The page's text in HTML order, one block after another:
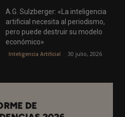
A.G. Sulzberger: «La inteligencia
artificial necesita al periodismo,
pero puede destruir su modelo
económico»
Inteligencia Artificial 30 julio, 2026